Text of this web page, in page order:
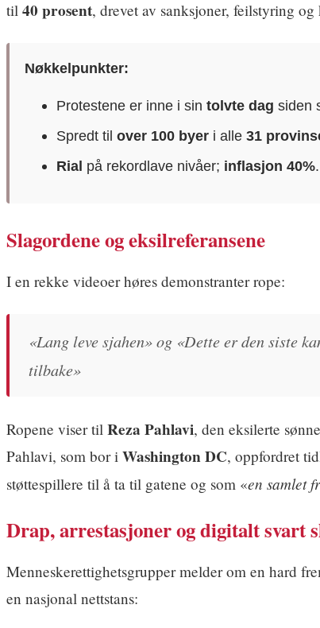
til 40 prosent, drevet av sanksjoner, feilstyring og
Nøkkelpunkter:
Protestene er inne i sintolvte dag siden
Spredt tilover 100 byer i alle31
Rial på rekordlave nivåer; inflasjon 40%.
Slagordene og eksilreferansene
I en rekke videoer høres demonstranter rope:
«Lang leve sjahen» og «Dette er den siste
tilbake»
Ropene viser til Reza Pahlavi, den eksilerte
Pahlavi, som bor i Washington DC, oppfordret
støttespillere til å ta til gatene og som «en samlet
Drap, arrestasjoner og digitalt svart
Menneskerettighetsgrupper melder om en hard
en nasjonal nettstans: